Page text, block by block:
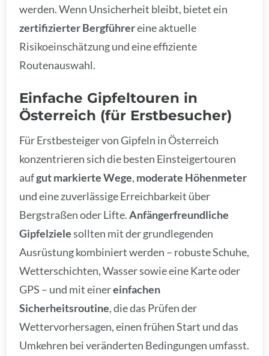
werden. Wenn Unsicherheit bleibt, bietet ein
zertifizierter Bergführereine aktuelle
Risikoeinschätzung und eine effiziente
Routenauswahl.
Einfache Gipfeltouren in
Österreich (für Erstbesucher)
Für Erstbesteiger von Gipfeln in Österreich
konzentrieren sich die besten Einsteigertouren
aufgut markierte Wege, moderate Höhenmeter
und eine zuverlässige Erreichbarkeit über
Bergstraßen oder Lifte.Anfängerfreundliche
Gipfelzielesollten mit der grundlegenden
Ausrüstung kombiniert werden – robuste Schuhe,
Wetterschichten, Wasser sowie eine Karte oder
GPS – und mit einereinfachen
Sicherheitsroutine, die das Prüfen der
Wettervorhersagen, einen frühen Start und das
Umkehren bei veränderten Bedingungen umfasst.